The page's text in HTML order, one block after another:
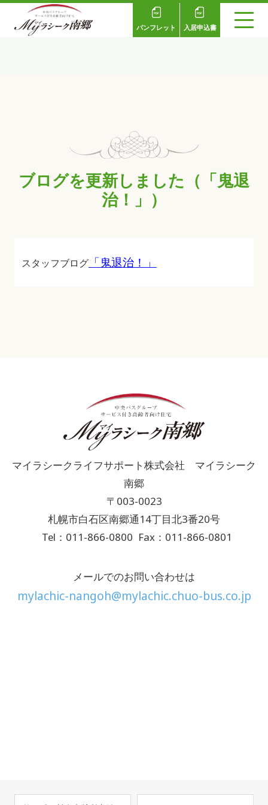
パンフレット 入居申込書
ブログを更新しました（「鬼退
治！」）
スタッフブログ「鬼退治！」
マイラシークライフサポート株式会社 マイラシーク
南郷
〒003-0023
札幌市白石区南郷通14丁目北3番20号
Tel：011-866-0800 Fax：011-866-0801
メールでのお問い合わせは
mylachic-nangoh@mylachic.chuo-bus.co.jp